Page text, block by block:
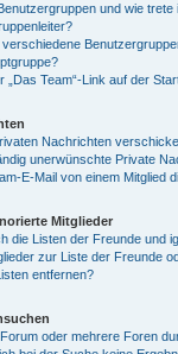
und wie trete
„Das Team“-Link auf der
Nachrichten
unerwünschte Private
E-Mail von einem Mitglied
Mitglieder
die Listen der Freunde und
zur Liste der Freunde
entfernen?
oder mehrere Foren